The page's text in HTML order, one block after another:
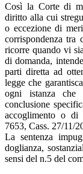
Così la Corte di
diritto alla cui
o eccezione di
corrispondenza tra
ricorre quando vi
di domanda,
parti diretta ad
legge che
ogni istanza che
conclusione
accoglimento o di
7653, Cass. 27/11/
La sentenza
doglianza,
sensi del n.5 del